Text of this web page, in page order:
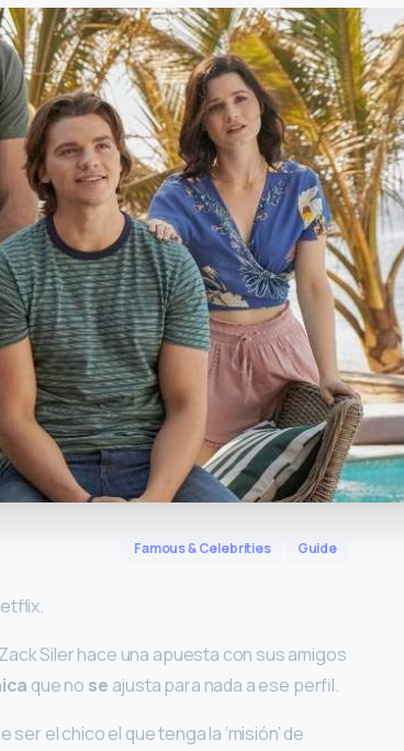
Famous & Celebrities Guide
Siler hace una apuesta con sus amigos
que no se ajusta para nada a ese perfil.
ser el chico el que tenga la ‘misión’ de